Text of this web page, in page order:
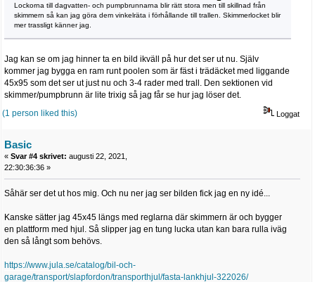
Lockorna till dagvatten- och pumpbrunnarna blir rätt stora men till skillnad från
skimmern så kan jag göra dem vinkelräta i förhållande till trallen. Skimmerlocket blir
mer trassligt känner jag.
Jag kan se om jag hinner ta en bild ikväll på hur det ser ut nu. Själv
kommer jag bygga en ram runt poolen som är fäst i trädäcket med liggande
45x95 som det ser ut just nu och 3-4 rader med trall. Den sektionen vid
skimmer/pumpbrunn är lite trixig så jag får se hur jag löser det.
Loggat
(1 person liked this)
Basic
« Svar #4 skrivet: augusti 22, 2021,
22:30:36:36 »
Såhär ser det ut hos mig. Och nu ner jag ser bilden fick jag en ny idé...
Kanske sätter jag 45x45 längs med reglarna där skimmern är och bygger
en plattform med hjul. Så slipper jag en tung lucka utan kan bara rulla iväg
den så långt som behövs.
https://www.jula.se/catalog/bil-och-
garage/transport/slapfordon/transporthjul/fasta-lankhjul-322026/